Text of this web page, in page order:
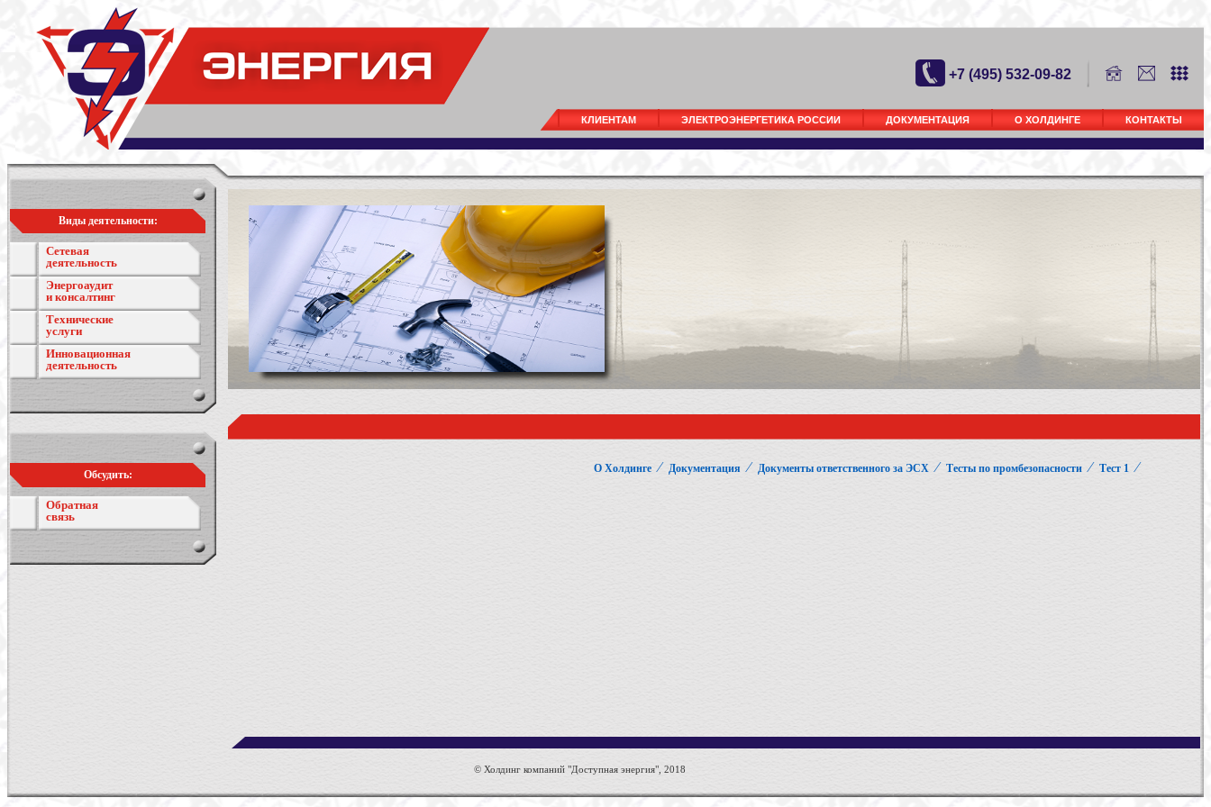
+7 (495) 532-09-82
КЛИЕНТАМ ЭЛЕКТРОЭНЕРГЕТИКА РОССИИ ДОКУМЕНТАЦИЯ О ХОЛДИНГЕ КОНТАКТЫ
Виды деятельности:
Сетевая
деятельность
Энергоаудит
и консалтинг
Технические
услуги
Инновационная
деятельность
Обсудить:
Обратная
связь
О Холдинге ⁄ Документация ⁄ Документы ответственного за ЭСХ ⁄ Тесты по промбезопасности ⁄ Тест 1 ⁄
© Холдинг компаний "Доступная энергия", 2018